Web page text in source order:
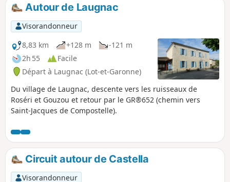
Autour de Laugnac
Visorandonneur
8,83 km
+128 m
-121 m
2h 55
Facile
Départ à Laugnac (Lot-et-Garonne)
Du village de Laugnac, descente vers les ruisseaux de
Roséri et Gouzou et retour par le GR®652 (chemin vers
Saint-Jacques de Compostelle).
Circuit autour de Castella
Visorandonneur